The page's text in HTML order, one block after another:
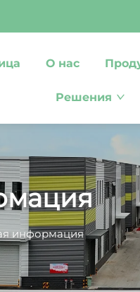
О нас
Решения
информация